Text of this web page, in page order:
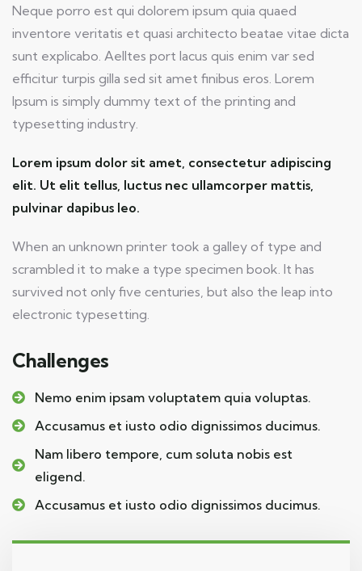
Neque porro est qui dolorem ipsum quia quaed
inventore veritatis et quasi architecto beatae vitae dicta
sunt explicabo. Aelltes port lacus quis enim var sed
efficitur turpis gilla sed sit amet finibus eros. Lorem
Ipsum is simply dummy text of the printing and
typesetting industry.
Lorem ipsum dolor sit amet, consectetur adipiscing
elit. Ut elit tellus, luctus nec ullamcorper mattis,
pulvinar dapibus leo.
When an unknown printer took a galley of type and
scrambled it to make a type specimen book. It has
survived not only five centuries, but also the leap into
electronic typesetting.
Challenges
Nemo enim ipsam voluptatem quia voluptas.
Accusamus et iusto odio dignissimos ducimus.
Nam libero tempore, cum soluta nobis est
eligend.
Accusamus et iusto odio dignissimos ducimus.